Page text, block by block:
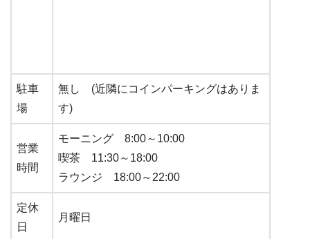
駐車
場
無し (近隣にコインパーキングはありま
す)
営業
時間
モーニング 8:00～10:00
喫茶 11:30～18:00
ラウンジ 18:00～22:00
定休
日
月曜日